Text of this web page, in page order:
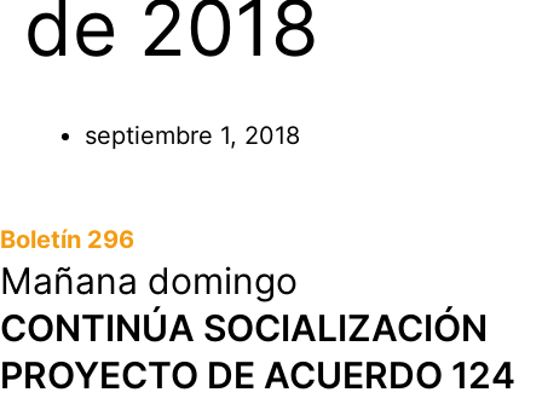
de 2018
septiembre 1, 2018
Boletín 296
Mañana domingo
CONTINÚA SOCIALIZACIÓN
PROYECTO DE ACUERDO 124